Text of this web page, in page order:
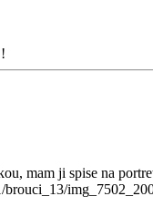
mam ji spise na